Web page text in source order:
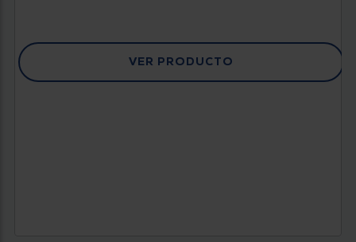
VER PRODUCTO